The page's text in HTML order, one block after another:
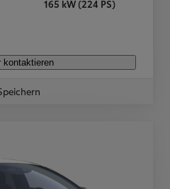
165 kW (224 PS)
kontaktieren